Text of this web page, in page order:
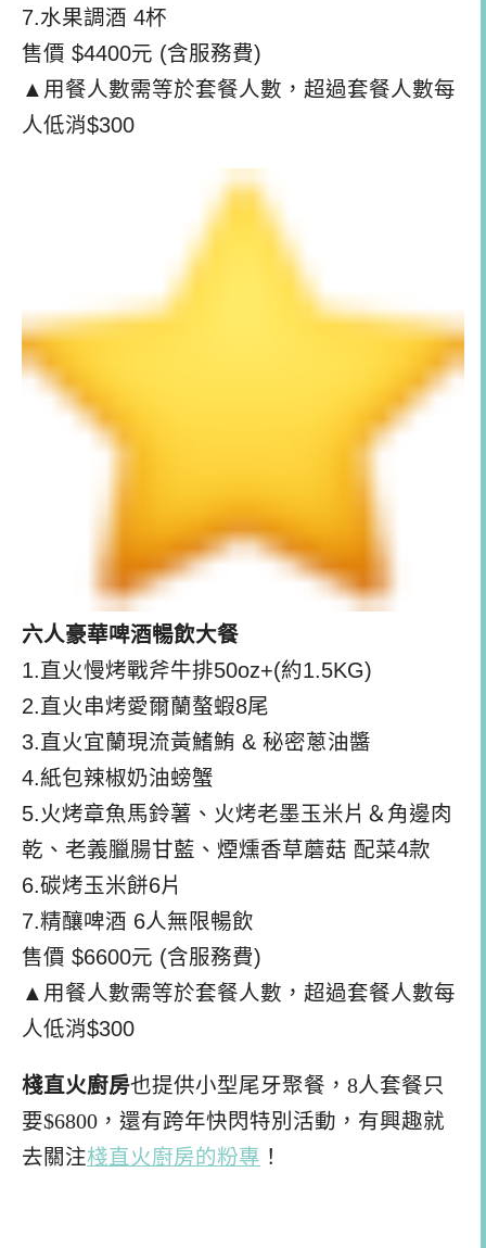
7.水果調酒 4杯
售價 $4400元 (含服務費)
▲用餐人數需等於套餐人數，超過套餐人數每
人低消$300
六人豪華啤酒暢飲大餐
1.直火慢烤戰斧牛排50oz+(約1.5KG)
2.直火串烤愛爾蘭螯蝦8尾
3.直火宜蘭現流黃鰭鮪 & 秘密蔥油醬
4.紙包辣椒奶油螃蟹
5.火烤章魚馬鈴薯、火烤老墨玉米片＆角邊肉
乾、老義臘腸甘藍、 煙燻香草蘑菇 配菜4款
6.碳烤玉米餅6片
7.精釀啤酒 6人無限暢飲
售價 $6600元 (含服務費)
▲用餐人數需等於套餐人數，超過套餐人數每
人低消$300
棧直火廚房也提供小型尾牙聚餐，8人套餐只
要$6800，還有跨年快閃特別活動，有興趣就
去關注棧直火廚房的粉專 ！